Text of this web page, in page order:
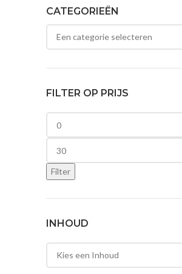
CATEGORIEËN
FILTER OP PRIJS
Filter
INHOUD